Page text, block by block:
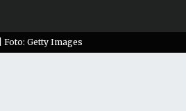
Foto: Getty Images